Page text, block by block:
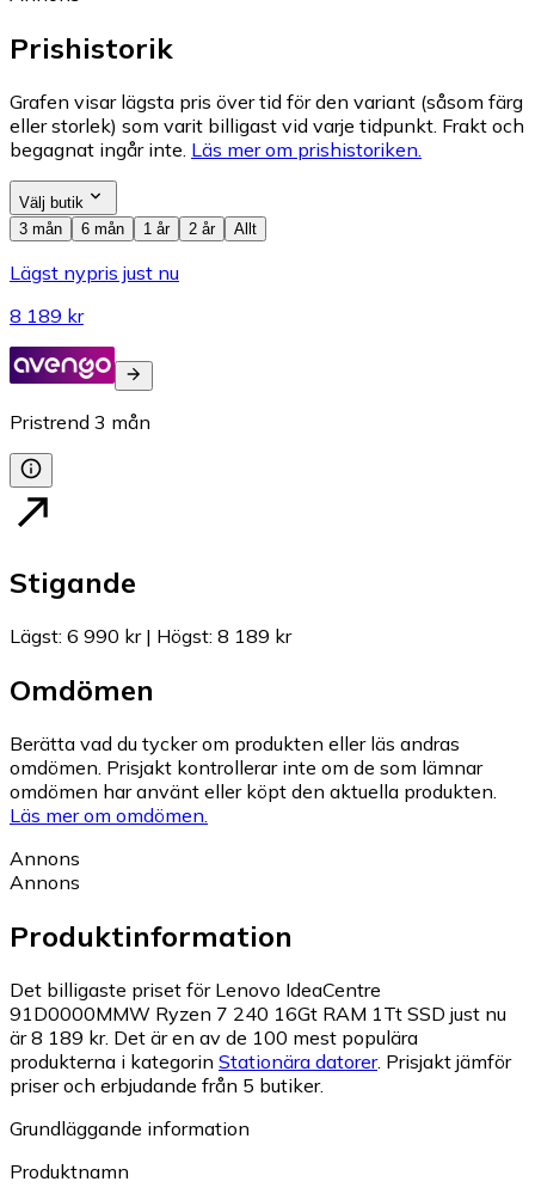
Prishistorik
Grafen visar lägsta pris över tid för den variant (såsom färg
eller storlek) som varit billigast vid varje tidpunkt. Frakt och
begagnat ingår inte. Läs mer om prishistoriken.
Välj butik
3 mån
6 mån 1 år 2 år Allt
Lägst nypris just nu
8 189 kr
Pristrend 3 mån
Stigande
Lägst: 6 990 kr| Högst: 8 189 kr
Omdömen
Berätta vad du tycker om produkten eller läs andras
omdömen. Prisjakt kontrollerar inte om de som lämnar
omdömen har använt eller köpt den aktuella produkten.
Läs mer om omdömen.
Annons
Annons
Produktinformation
Det billigaste priset för Lenovo IdeaCentre
91D0000MMW Ryzen 7 240 16Gt RAM 1Tt SSD just nu
är 8 189 kr. Det är en av de 100 mest populära
produkterna i kategorin Stationära datorer. Prisjakt jämför
priser och erbjudande från 5 butiker.
Grundläggande information
Produktnamn